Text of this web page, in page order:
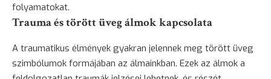
folyamatokat.
Trauma és törött üveg álmok kapcsolata
A traumatikus élmények gyakran jelennek meg törött üveg
szimbólumok formájában az álmainkban. Ezek az álmok a